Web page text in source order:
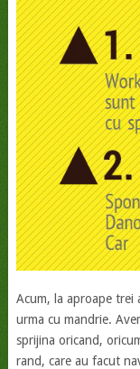
Acum, la aproape trei
urma cu mandrie.
sprijina oricand,
rand, care au facut